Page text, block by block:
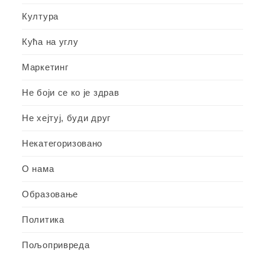
Култура
Кућа на углу
Маркетинг
Не боји се ко је здрав
Не хејтуј, буди друг
Некатегоризовано
О нама
Образовање
Политика
Пољопривреда